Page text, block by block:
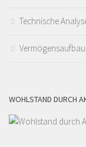
Technische
Vermögensaufbau
WOHLSTAND DURCH